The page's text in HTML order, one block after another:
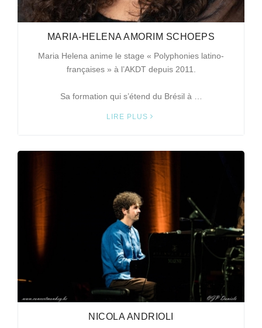
MARIA-HELENA AMORIM SCHOEPS
Maria Helena anime le stage « Polyphonies latino-
françaises » à l’AKDT depuis 2011.
Sa formation qui s’étend du Brésil à …
LIRE PLUS
NICOLA ANDRIOLI